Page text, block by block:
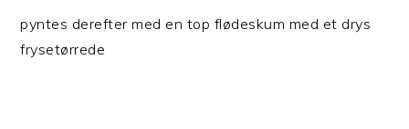
pyntes derefter med en top flødeskum med et drys
frysetørrede